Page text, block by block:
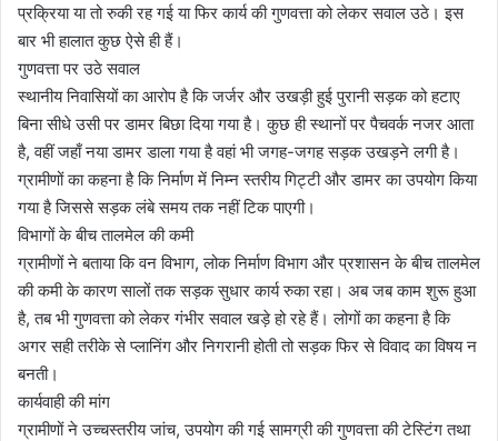
प्रक्रिया या तो रुकी रह गई या फिर कार्य की गुणवत्ता को लेकर सवाल उठे। इस
बार भी हालात कुछ ऐसे ही हैं।
गुणवत्ता पर उठे सवाल
स्थानीय निवासियों का आरोप है कि जर्जर और उखड़ी हुई पुरानी सड़क को हटाए
बिना सीधे उसी पर डामर बिछा दिया गया है। कुछ ही स्थानों पर पैचवर्क नजर आता
है, वहीं जहाँ नया डामर डाला गया है वहां भी जगह-जगह सड़क उखड़ने लगी है।
ग्रामीणों का कहना है कि निर्माण में निम्न स्तरीय गिट्टी और डामर का उपयोग किया
गया है जिससे सड़क लंबे समय तक नहीं टिक पाएगी।
विभागों के बीच तालमेल की कमी
ग्रामीणों ने बताया कि वन विभाग, लोक निर्माण विभाग और प्रशासन के बीच तालमेल
की कमी के कारण सालों तक सड़क सुधार कार्य रुका रहा। अब जब काम शुरू हुआ
है, तब भी गुणवत्ता को लेकर गंभीर सवाल खड़े हो रहे हैं। लोगों का कहना है कि
अगर सही तरीके से प्लानिंग और निगरानी होती तो सड़क फिर से विवाद का विषय न
बनती।
कार्यवाही की मांग
ग्रामीणों ने उच्चस्तरीय जांच, उपयोग की गई सामग्री की गुणवत्ता की टेस्टिंग तथा